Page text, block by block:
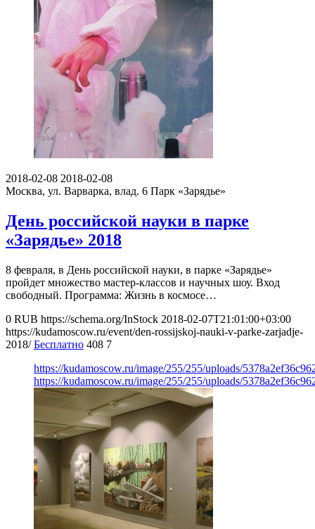
2018-02-08 2018-02-08
Москва, ул. Варварка, влад. 6 Парк «Зарядье»
День российской науки в парке
«Зарядье» 2018
8 февраля, в День российской науки, в парке «Зарядье»
пройдет множество мастер-классов и научных шоу. Вход
свободный. Программа: Жизнь в космосе…
0 RUB https://schema.org/InStock 2018-02-07T21:01:00+03:00
https://kudamoscow.ru/event/den-rossijskoj-nauki-v-parke-zarjadje-
2018/ Бесплатно 408 7
https://kudamoscow.ru/image/255/255/uploads/
https://kudamoscow.ru/image/255/255/uploads/